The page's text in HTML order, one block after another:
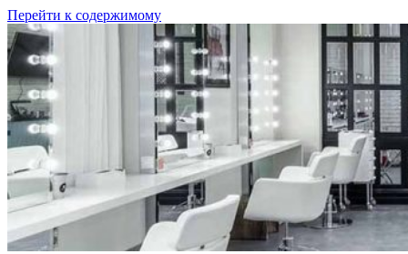
Перейти к содержимому